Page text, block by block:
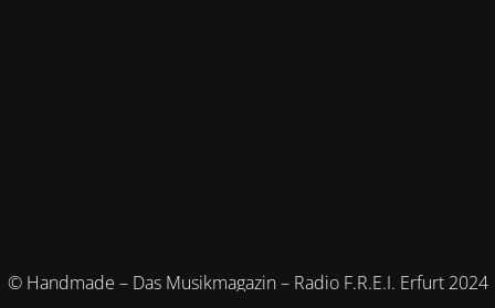
© Handmade – Das Musikmagazin – Radio F.R.E.I. Erfurt 2024